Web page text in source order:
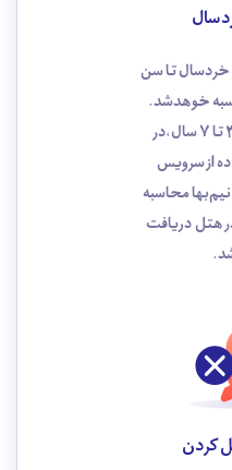
خردسال تا سن
خوهد‌شد.
برای کودکان بین 3 تا 7 سال،در
از سرویس
محاسبه
هتل دریافت
کردن